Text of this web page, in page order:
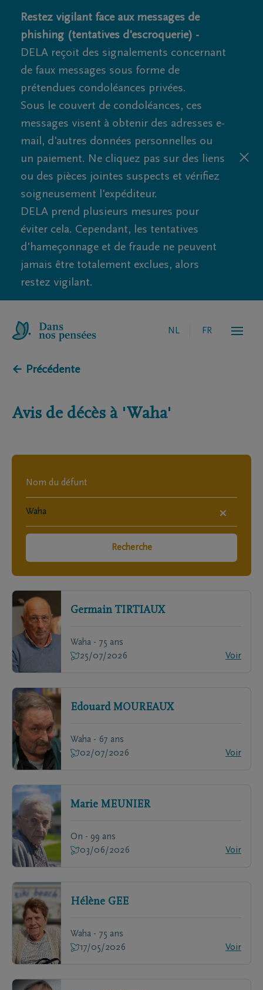
Restez vigilant face aux messages de
phishing (tentatives d'escroquerie) -
DELA reçoit des signalements concernant
de faux messages sous forme de
prétendues condoléances privées.
Sous le couvert de condoléances, ces
messages visent à obtenir des adresses e-
mail, d'autres données personnelles ou
un paiement. Ne cliquez pas sur des liens
ou des pièces jointes suspects et vérifiez
soigneusement l'expéditeur.
DELA prend plusieurs mesures pour
éviter cela. Cependant, les tentatives
d'hameçonnage et de fraude ne peuvent
jamais être totalement exclues, alors
restez vigilant.
NL FR
← Précédente
Avis de décès à 'Waha'
×
Recherche
Germain TIRTIAUX
Waha - 75 ans
25/07/2026
Voir
Edouard MOUREAUX
Waha - 67 ans
02/07/2026
Voir
Marie MEUNIER
On - 99 ans
03/06/2026
Voir
Hélène GEE
Waha - 75 ans
17/05/2026
Voir